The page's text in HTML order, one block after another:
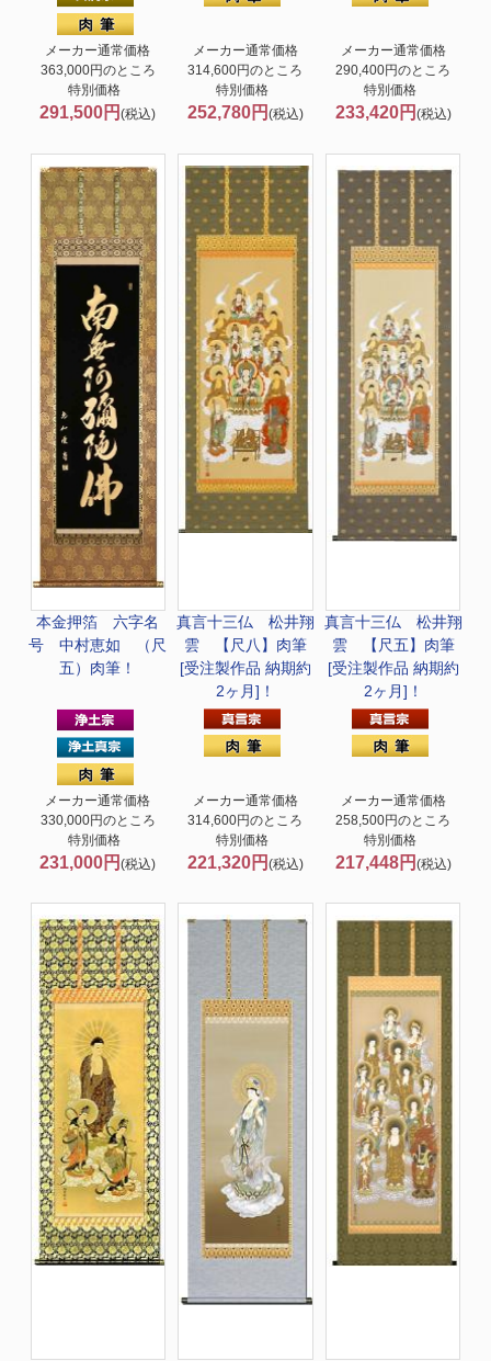
メーカー通常価格
363,000円のところ
特別価格
291,500円(税込)
メーカー通常価格
314,600円のところ
特別価格
252,780円 (税込)
メーカー通常価格
290,400円のところ
特別価格
233,420円 (税込)
本金押箔 六字名
号 中村恵如 （尺
五）肉筆！
メーカー通常価格
330,000円のところ
特別価格
231,000円(税込)
真言十三仏 松井翔
雲 【尺八】肉筆
[受注製作品 納期約
2ヶ月]！
メーカー通常価格
314,600円のところ
特別価格
221,320円 (税込)
真言十三仏 松井翔
雲 【尺五】肉筆
[受注製作品 納期約
2ヶ月]！
メーカー通常価格
258,500円のところ
特別価格
217,448円 (税込)